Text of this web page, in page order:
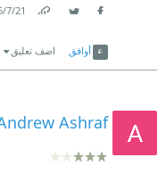
21‏/7‏/2025
أوافق اضف تعليق
Ashraf